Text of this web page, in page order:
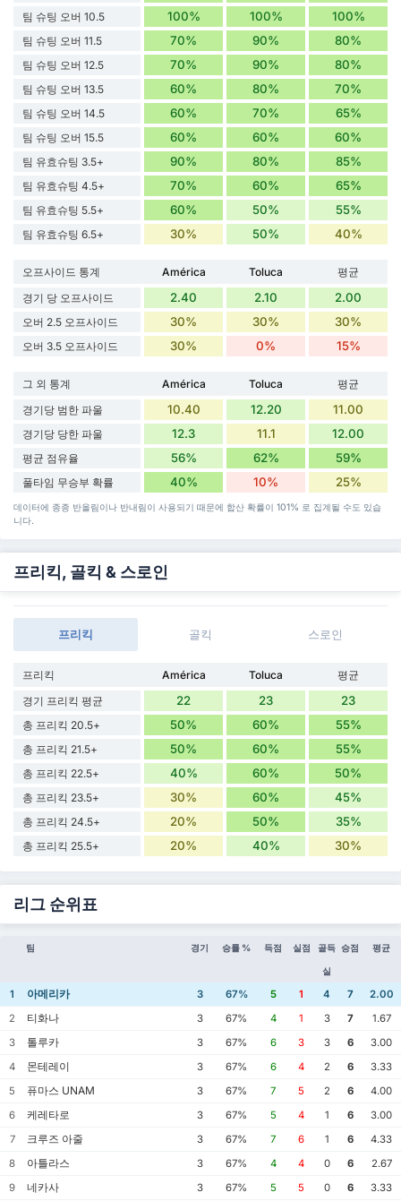
팀 슈팅 오버 10.5 100% 100% 100%
팀 슈팅 오버 11.5 70% 90% 80%
팀 슈팅 오버 12.5 70% 90% 80%
팀 슈팅 오버 13.5 60% 80% 70%
팀 슈팅 오버 14.5 60% 70% 65%
팀 슈팅 오버 15.5 60% 60% 60%
팀 유효슈팅 3.5+ 90% 80% 85%
팀 유효슈팅 4.5+ 70% 60% 65%
팀 유효슈팅 5.5+ 60% 50% 55%
팀 유효슈팅 6.5+ 30% 50% 40%
오프사이드 통계 América Toluca
평균
경기 당 오프사이드
2.40 2.10 2.00
오버 2.5 오프사이드 30% 30% 30%
오버 3.5 오프사이드 30% 0% 15%
그 외 통계 América Toluca
평균
경기당 범한 파울
10.40 12.20 11.00
경기당 당한 파울 12.3 11.1 12.00
평균 점유율 56% 62% 59%
풀타임 무승부 확률 40% 10% 25%
데이터에 종종 반올림이나 반내림이 사용되기 때문에 합산 확률이 101% 로 집계될 수도 있습
니다.
프리킥, 골킥 & 스로인
프리킥 골킥 스로인
프리킥 América Toluca
평균
경기 프리킥 평균
22 23 23
총 프리킥 20.5+ 50% 60% 55%
총 프리킥 21.5+ 50% 60% 55%
총 프리킥 22.5+ 40% 60% 50%
총 프리킥 23.5+ 30% 60% 45%
총 프리킥 24.5+ 20% 50% 35%
총 프리킥 25.5+ 20% 40% 30%
리그 순위표
팀 경기 승률 % 득점 실점 골득
실
승점 평균
1 아메리카 3 67% 5 1 4 7
2.00
2
티화나 3 67% 4 1 3 7
1.67
3
톨루카 3 67% 6 3 3 6
3.00
4
몬테레이 3 67% 6 4 2 6
3.33
5
퓨마스 UNAM 3 67% 7 5 2 6
4.00
6
케레타로 3 67% 5 4 1 6
3.00
7
크루즈 아줄 3 67% 7 6 1 6
4.33
8
아틀라스 3 67% 4 4 0 6
2.67
9
네카사 3 67% 5 5 0 6 3.33